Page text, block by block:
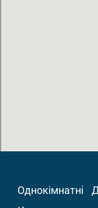
Однокімнатні